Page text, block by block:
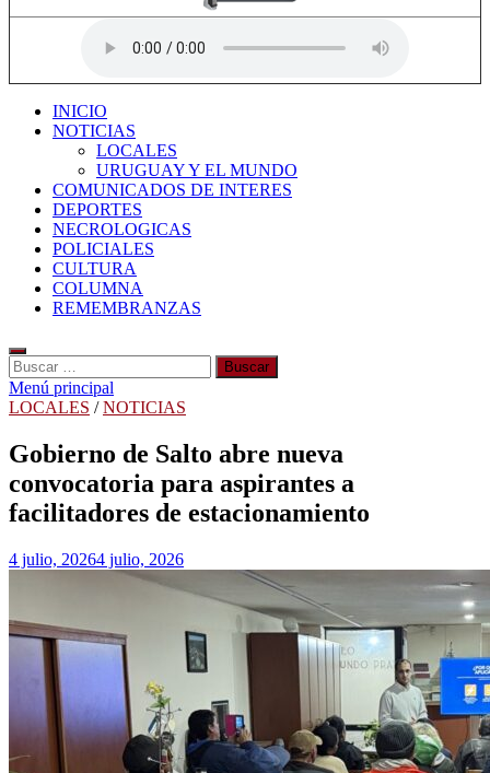
INICIO
NOTICIAS
LOCALES
URUGUAY Y EL MUNDO
COMUNICADOS DE INTERES
DEPORTES
NECROLOGICAS
POLICIALES
CULTURA
COLUMNA
REMEMBRANZAS
Buscar:
Menú principal
LOCALES /NOTICIAS
Gobierno de Salto abre nueva
convocatoria para aspirantes a
facilitadores de estacionamiento
4 julio, 20264 julio, 2026